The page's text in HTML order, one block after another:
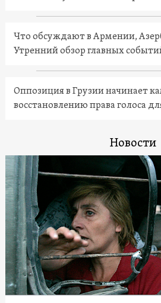
Что обсуждают в Армении,
Утренний обзор главных
Оппозиция в Грузии начинает
восстановлению права голоса
Новости